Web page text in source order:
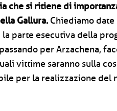
che si ritiene di
Gallura. Chiediamo
parte esecutiva della
per Arzachena,
vittime saranno sulla
per la realizzazione del